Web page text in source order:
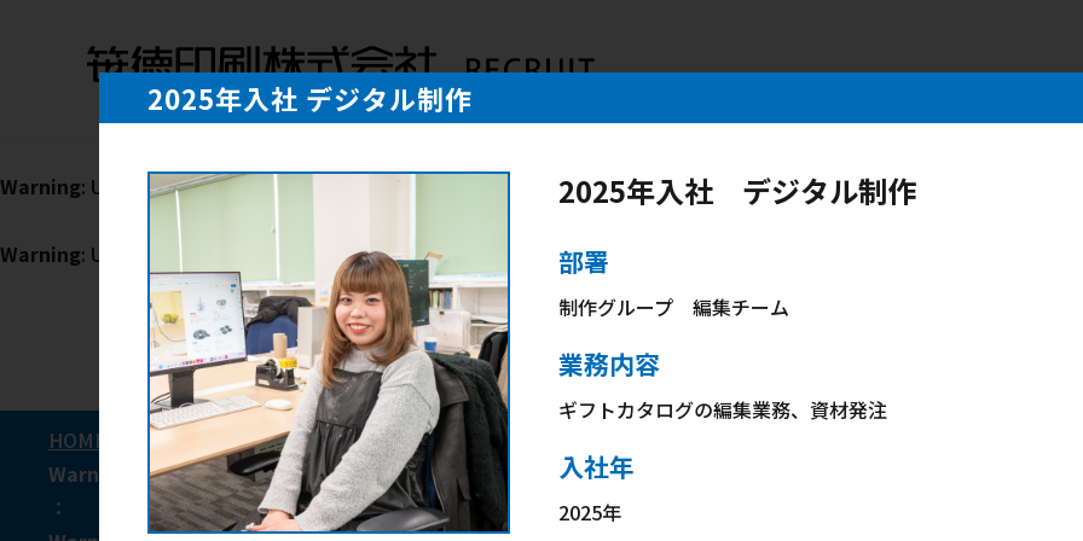
: Trying to access array offset on null in /home/xs168449/sasatoku-saiyou.com/public_html/wp-content/
: Trying to access array offset on null in/home/xs168449/sasatoku-saiyou.com/public_html/wp-content/
Warning: Undefined variable $post_id in /home/xs168449/sasatoku-saiyou.com/public_html/wp-content/
Warning: Undefined variable $popup_contents in /home/xs168449/sasatoku-saiyou.com/public_html/wp-
HOME 募集要項
Warning
: Undefined variable $bunrui in/home/xs168449/sasatoku-saiyou.com/public_html/wp-content/
：
2025年入社 デジタル制作
2025年入社 デジタル制作
部署
制作グループ 編集チーム
業務内容
ギフトカタログの編集業務、資材発注
入社年
2025年